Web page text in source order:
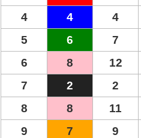
4
4 4
5
6 7
6
8 12
7
2 2
8
8 11
9
7 9